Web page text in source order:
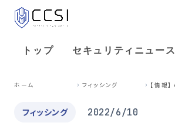
トップ セキュリティニュース
ホーム フィッシング
フィッシング 2022/6/10